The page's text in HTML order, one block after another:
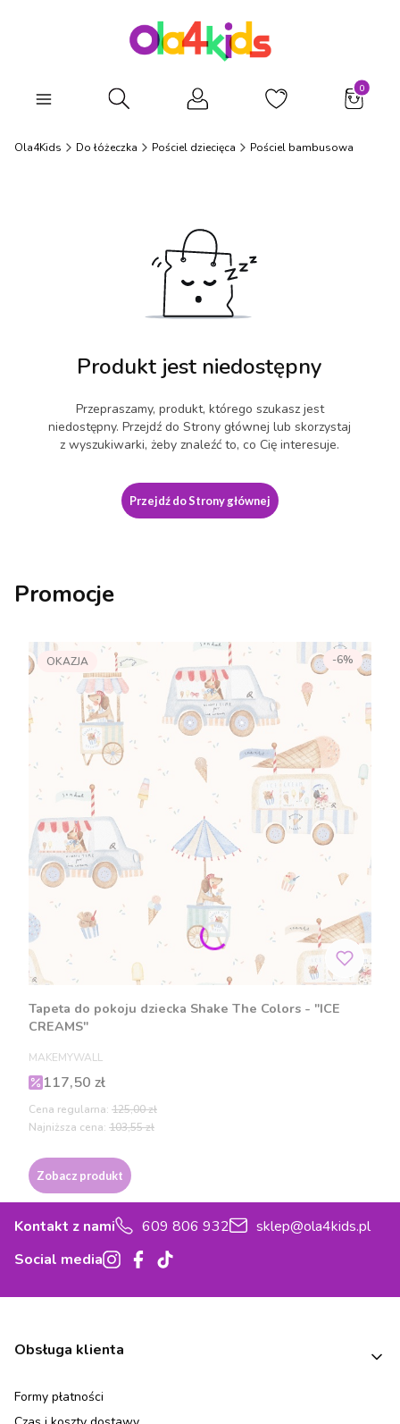
Otwórz wyszukiwarkę
Ola4Kids Do łóżeczka Pościel dziecięca Pościel bambusowa
Produkt jest niedostępny
Przepraszamy, produkt, którego szukasz jest
niedostępny. Przejdź do Strony głównej lub skorzystaj
z wyszukiwarki, żeby znaleźć to, co Cię interesuje.
Przejdź do Strony głównej
Promocje
OKAZJA
Tapeta do pokoju dziecka Shake The Colors - "ICE
CREAMS"
PRODUCENT
MAKEMYWALL
Cena promocyjna
117,50 zł
Cena regularna: 125,00 zł
-6%
Najniższa cena: 103,55 zł
Zobacz produkt
Kontakt z nami 609 806 932
sklep@ola4kids.pl
Social media
Linki w stopce
Obsługa klienta
Formy płatności